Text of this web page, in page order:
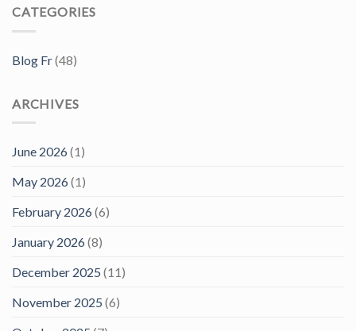
CATEGORIES
Blog Fr(48)
ARCHIVES
June 2026(1)
May 2026(1)
February 2026(6)
January 2026(8)
December 2025 (11)
November 2025 (6)